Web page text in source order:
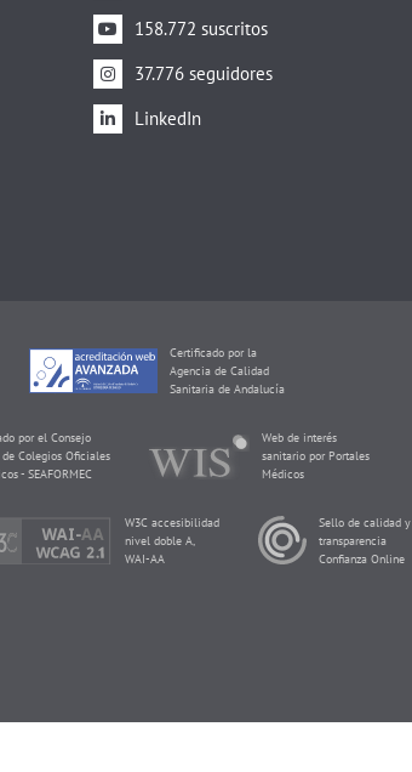
158.772 suscritos
37.776 seguidores
LinkedIn
Certificado por la
Agencia de Calidad
Sanitaria de Andalucía
por el Consejo
de Colegios Oficiales
- SEAFORMEC
Web de interés
sanitario por Portales
Médicos
W3C accesibilidad
nivel doble A,
WAI-AA
Sello de calidad y
transparencia
Confianza Online